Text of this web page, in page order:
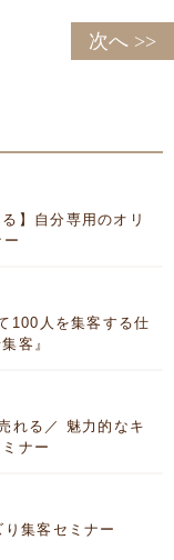
次へ >>
】自分専用のオリ
100人を集客する仕
客』
れる／ 魅力的なキ
ナー
集客セミナー